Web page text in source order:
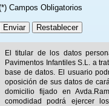
Campos Obligatorios
El titular de los datos
Pavimentos Infantiles S.L. a
base de datos. El usuario
oposición de sus datos de
domicilio fijado en
comodidad podrá ejercer